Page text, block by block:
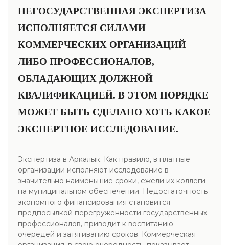
НЕГОСУДАРСТВЕННАЯ ЭКСПЕРТИЗА
ИСПОЛНЯЕТСЯ СИЛАМИ
КОММЕРЧЕСКИХ ОРГАНИЗАЦИЙ
ЛИБО ПРОФЕССИОНАЛОВ,
ОБЛАДАЮЩИХ ДОЛЖНОЙ
КВАЛИФИКАЦИЕЙ. В ЭТОМ ПОРЯДКЕ
МОЖЕТ БЫТЬ СДЕЛАНО ХОТЬ КАКОЕ
ЭКСПЕРТНОЕ ИССЛЕДОВАНИЕ.
Экспертиза в Аркалык. Как правило, в платные
организации исполняют исследование в
значительно наименьшие сроки, ежели их коллеги
на муниципальном обеспечении. Недостаточность
экономного финансирования становится
предпосылкой перегруженности государственных
профессионалов, приводит к воспитанию
очередей и затягиванию сроков. Коммерческая